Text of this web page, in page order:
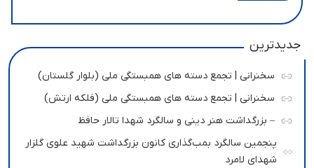
جدیدترین
سخنرانی | تجمع دسته های همبستگی ملی (بلوار گلستان)
سخنرانی | تجمع دسته های همبستگی ملی (فلکه ارتش)
– بزرگداشت هنر دینی و سالگرد شهدا تالار حافظ
پنجمین سالگرد بمب‌گذاری کانون بزرگداشت شهید علوی گلزار
شهدای لامرد